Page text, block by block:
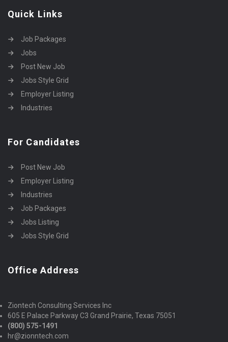
Quick Links
Job Packages
Jobs
Post New Job
Jobs Style Grid
Employer Listing
Industries
For Candidates
Post New Job
Employer Listing
Industries
Job Packages
Jobs Listing
Jobs Style Grid
Office Address
Ziontech Consulting Services Inc
605 E Palace Parkway C3 Grand Prairie, Texas 75051
(800) 575-1491
hr@zionntech.com